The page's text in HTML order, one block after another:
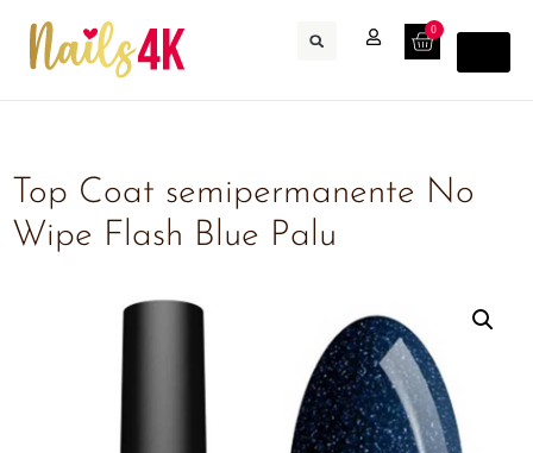
0
Top Coat semipermanente No
Wipe Flash Blue Palu